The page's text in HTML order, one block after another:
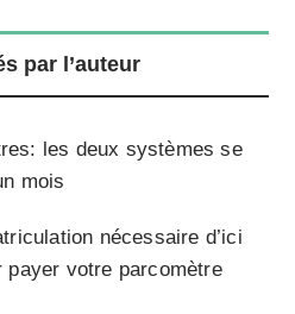
par l’auteur
les deux systèmes se
mois
nécessaire d’ici
payer votre parcomètre